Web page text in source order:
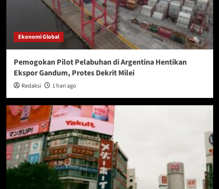
Ekonomi Global
Pemogokan Pilot Pelabuhan di Argentina Hentikan
Ekspor Gandum, Protes Dekrit Milei
Redaksi 1 hari ago